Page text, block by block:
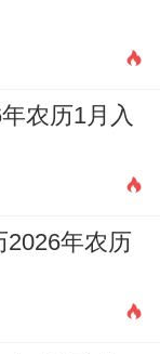
农历1月入
2026年农历